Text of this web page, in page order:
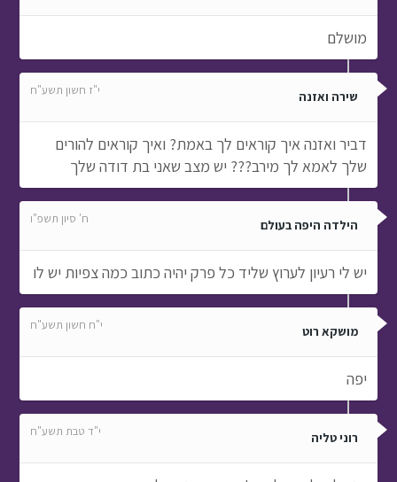
מושלם
שירה ואזנה י"ז חשון תשע"ח
דביר ואזנה איך קוראים לך באמת? ואיך קוראים להורים
שלך לאמא לך מירב??? יש מצב שאני בת דודה שלך
הילדה היפה בעולם ח' סיון תשפ"ו
יש לי רעיון לערוץ שליד כל פרק יהיה כתוב כמה צפיות יש לו
מושקא רוט י"ח חשון תשע"ח
יפה
רוני טליה י"ד טבת תשע"ח